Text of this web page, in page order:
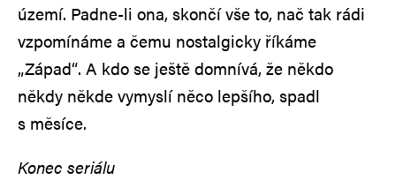
území. Padne-li ona, skončí vše to, nač tak rádi
vzpomínáme a čemu nostalgicky říkáme
„Západ“. A kdo se ještě domnívá, že někdo
někdy někde vymyslí něco lepšího, spadl
s měsíce.
Konec seriálu